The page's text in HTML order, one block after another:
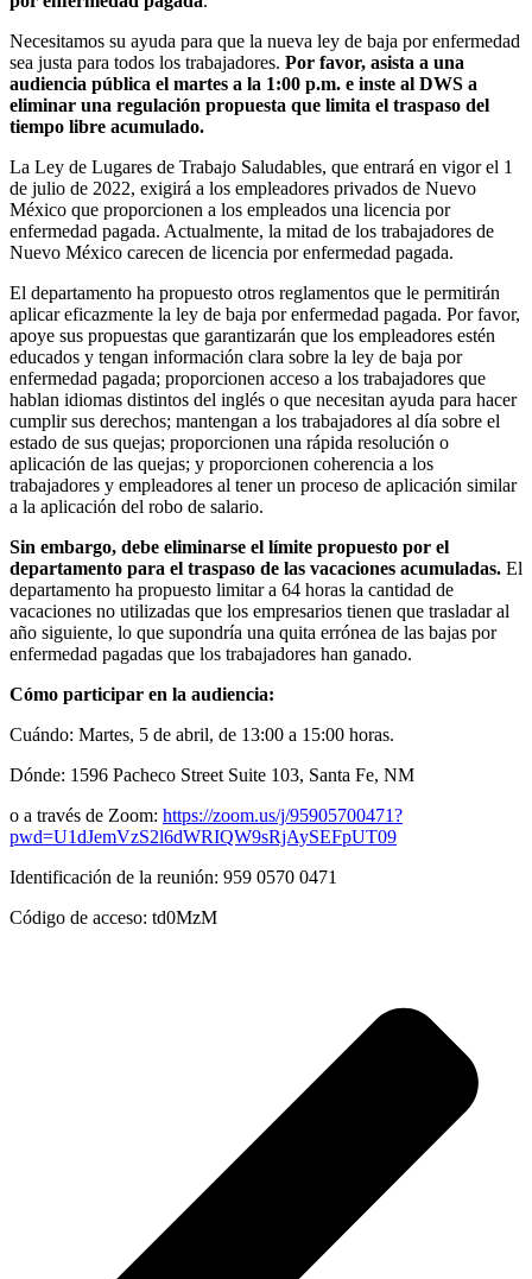
Necesitamos su ayuda para que la nueva ley de baja por enfermedad
sea justa para todos los trabajadores. Por favor, asista a una
audiencia pública el martes a la 1:00 p.m. e inste al DWS a
eliminar una regulación propuesta que limita el traspaso del
tiempo libre acumulado.
La Ley de Lugares de Trabajo Saludables, que entrará en vigor el 1
de julio de 2022, exigirá a los empleadores privados de Nuevo
México que proporcionen a los empleados una licencia por
enfermedad pagada. Actualmente, la mitad de los trabajadores de
Nuevo México carecen de licencia por enfermedad pagada.
El departamento ha propuesto otros reglamentos que le permitirán
aplicar eficazmente la ley de baja por enfermedad pagada. Por favor,
apoye sus propuestas que garantizarán que los empleadores estén
educados y tengan información clara sobre la ley de baja por
enfermedad pagada; proporcionen acceso a los trabajadores que
hablan idiomas distintos del inglés o que necesitan ayuda para hacer
cumplir sus derechos; mantengan a los trabajadores al día sobre el
estado de sus quejas; proporcionen una rápida resolución o
aplicación de las quejas; y proporcionen coherencia a los
trabajadores y empleadores al tener un proceso de aplicación similar
a la aplicación del robo de salario.
Sin embargo, debe eliminarse el límite propuesto por el
departamento para el traspaso de las vacaciones acumuladas. El
departamento ha propuesto limitar a 64 horas la cantidad de
vacaciones no utilizadas que los empresarios tienen que trasladar al
año siguiente, lo que supondría una quita errónea de las bajas por
enfermedad pagadas que los trabajadores han ganado.
Cómo participar en la audiencia:
Cuándo: Martes, 5 de abril, de 13:00 a 15:00 horas.
Dónde: 1596 Pacheco Street Suite 103, Santa Fe, NM
o a través de Zoom: https://zoom.us/j/95905700471?
pwd=U1dJemVzS2l6dWRIQW9sRjAySEFpUT09
Identificación de la reunión: 959 0570 0471
Código de acceso: td0MzM